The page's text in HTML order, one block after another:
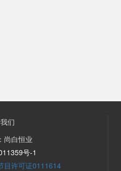
们
尚白恒业
号-1
目许可证0111614